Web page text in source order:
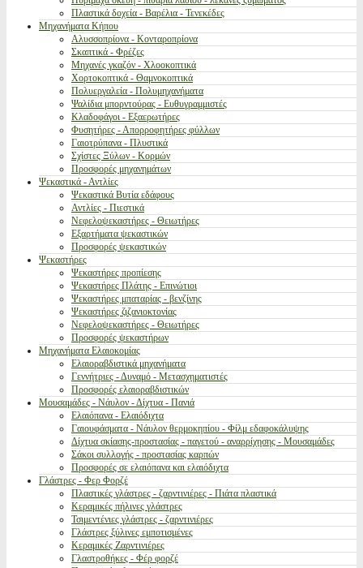
Πλαστικά δοχεία - Βαρέλια - Τενεκέδες
Μηχανήματα Κήπου
Αλυσσοπρίονα - Κονταροπρίονα
Σκαπτικά - Φρέζες
Μηχανές γκαζόν - Χλοοκοπτικά
Χορτοκοπτικά - Θαμνοκοπτικά
Πολυεργαλεία - Πολυμηχανήματα
Ψαλίδια μπορντούρας - Ευθυγραμμιστές
Κλαδοφάγοι - Εξαερωτήρες
Φυσητήρες - Απορροφητήρες φύλλων
Γαιοτρύπανα - Πλυστικά
Σχίστες Ξύλων - Κορμών
Προσφορές μηχανημάτων
Ψεκαστικά - Αντλίες
Ψεκαστικά Βυτία εδάφους
Αντλίες - Πιεστικά
Νεφελοψεκαστήρες - Θειωτήρες
Εξαρτήματα ψεκαστικών
Προσφορές ψεκαστικών
Ψεκαστήρες
Ψεκαστήρες προπίεσης
Ψεκαστήρες Πλάτης - Επινώτιοι
Ψεκαστήρες μπαταρίας - βενζίνης
Ψεκαστήρες ζιζανιοκτονίας
Νεφελοψεκαστήρες - Θειωτήρες
Προσφορές ψεκαστήρων
Μηχανήματα Ελαιοκομίας
Ελαιοραβδιστικά μηχανήματα
Γεννήτριες - Δυναμό - Μετασχηματιστές
Προσφορές ελαιοραβδιστικών
Μουσαμάδες - Νάυλον - Δίχτυα - Πανιά
Ελαιόπανα - Ελαιόδιχτα
Γαιουφάσματα - Νάυλον θερμοκηπίου - Φίλμ εδαφοκάλυψης
Δίχτυα σκίασης-προστασίας - παγετού - αναρρίχησης - Μουσαμάδες
Σάκοι συλλογής - προστασίας καρπών
Προσφορές σε ελαιόπανα και ελαιόδιχτα
Γλάστρες - Φερ Φορζέ
Πλαστικές γλάστρες - ζαρντινιέρες - Πιάτα πλαστικά
Κεραμικές πήλινες γλάστρες
Τσιμεντένιες γλάστρες - ζαρντινιέρες
Γλάστρες ξύλινες εμποτισμένες
Κεραμικές Ζαρντινιέρες
Γλαστροθήκες - Φέρ φορζέ